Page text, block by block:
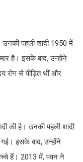
उनकी पहली शादी 1950 में
है। इसके बाद, उन्होंने
रोग से पीड़ित थीं और
की है। उनकी पहली शादी
इसके बाद, उन्होंने
हैं। 2013 में, पवन ने